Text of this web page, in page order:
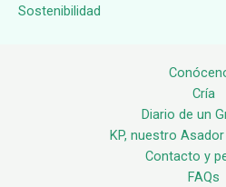
Sostenibilidad
Cría
Diario de un
KP, nuestro
Contacto y
FAQs